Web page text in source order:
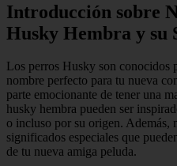
Introducción sobre
Husky Hembra y su
Los perros Husky son conocidos
nombre perfecto para tu nueva
parte emocionante de tener una
husky hembra pueden ser
o incluso por su origen. Además,
significados especiales que
de tu nueva amiga peluda.